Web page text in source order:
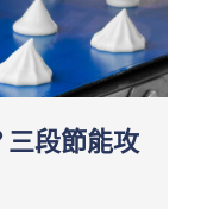
三段節能攻